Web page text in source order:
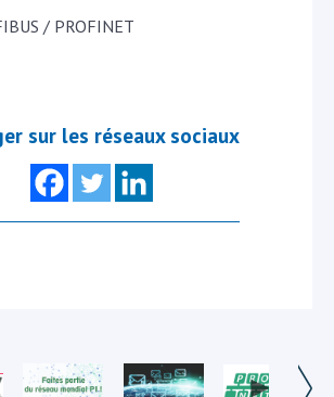
/ PROFINET
sur les réseaux sociaux